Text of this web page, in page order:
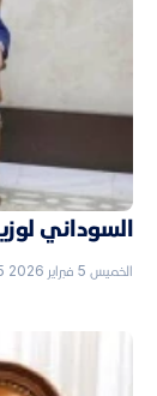
السوداني
الخميس 5 فبراير 2026 09:45 م